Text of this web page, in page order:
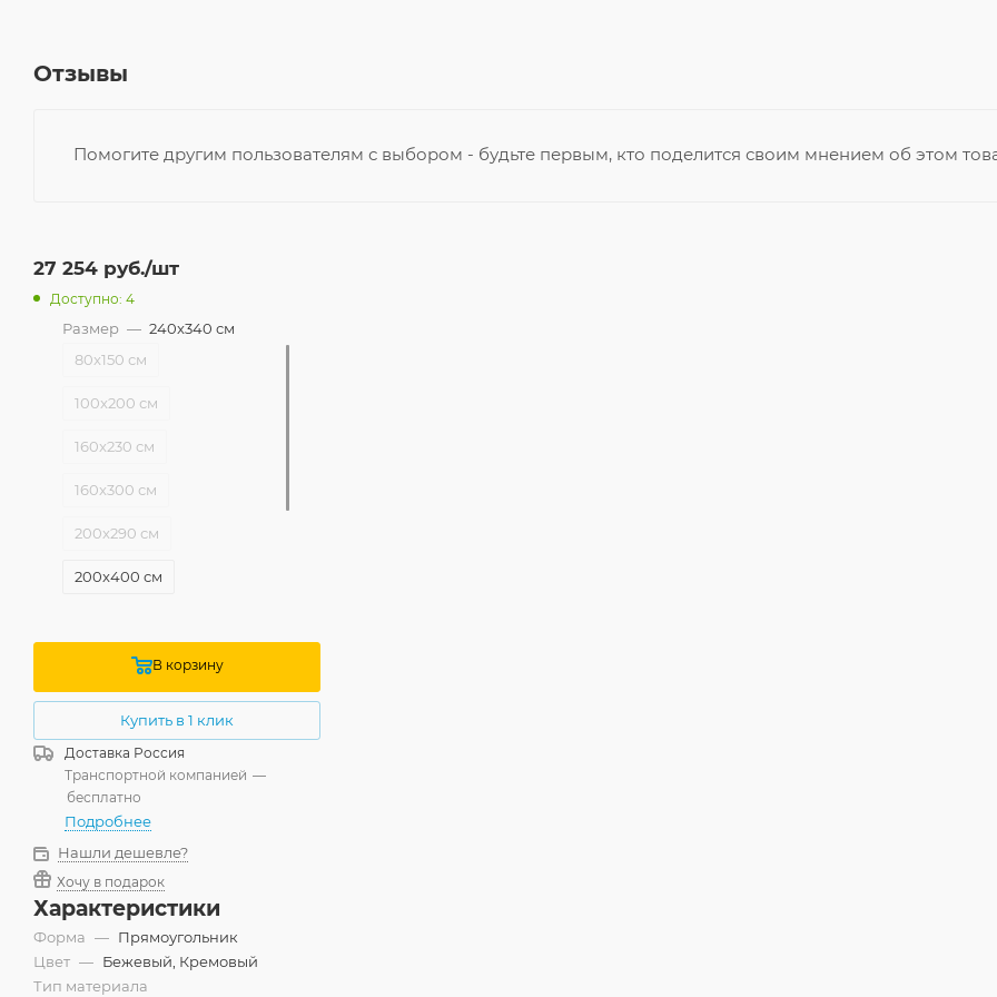
Отзывы
Помогите другим пользователям с выбором - будьте первым, кто поделится своим мнением об этом
27 254 руб./шт
Доступно: 4
Размер — 240x340 см
80x150 см
100x200 см
160x230 см
160x300 см
200x290 см
200x400 см
240x400 см
300x400 см
В корзину
Купить в 1 клик
Доставка Россия
Транспортной компанией —
бесплатно
Подробнее
Нашли дешевле?
Хочу в подарок
Характеристики
Форма — Прямоугольник
Цвет — Бежевый, Кремовый
Тип материала